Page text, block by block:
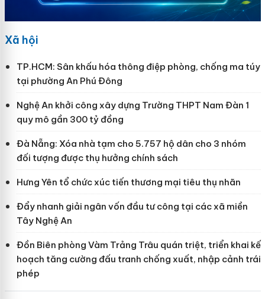
Xã hội
TP.HCM: Sân khấu hóa thông điệp phòng, chống ma túy
tại phường An Phú Đông
Nghệ An khởi công xây dựng Trường THPT Nam Đàn 1
quy mô gần 300 tỷ đồng
Đà Nẵng: Xóa nhà tạm cho 5.757 hộ dân cho 3 nhóm
đối tượng được thụ hưởng chính sách
Hưng Yên tổ chức xúc tiến thương mại tiêu thụ nhãn
Đẩy nhanh giải ngân vốn đầu tư công tại các xã miền
Tây Nghệ An
Đồn Biên phòng Vàm Trảng Trâu quán triệt, triển khai kế
hoạch tăng cường đấu tranh chống xuất, nhập cảnh trái
phép